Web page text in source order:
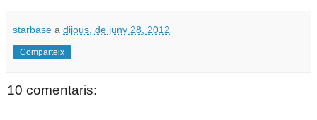
starbase a dijous, de juny 28, 2012
Comparteix
10 comentaris: